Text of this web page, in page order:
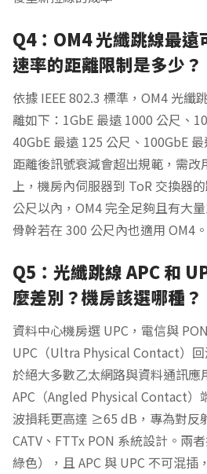
Q4：OM4 光纖跳線最遠
速率的距離限制是多少？
依據 IEEE 802.3 標準，OM4 光纖
離如下：1GbE 最遠 1000 公尺、
40GbE 最遠 125 公尺、100GbE
距離後訊號衰減會超出規範，需改
上，機房內伺服器到 ToR 交換器
公尺以內，OM4 完全足夠且有大
骨幹若在 300 公尺內也適用 OM4。
Q5：光纖跳線 APC 和
麼差別？機房該選哪種？
資料中心機房選 UPC，電信與
UPC（Ultra Physical Contact）
於絕大多數乙太網路與資料通訊應
APC（Angled Physical Contact）
波損耗更高達 ≥65 dB，專為對反
CATV、FTTx PON 系統設計。兩
綠色），且 APC 與 UPC 不可混插